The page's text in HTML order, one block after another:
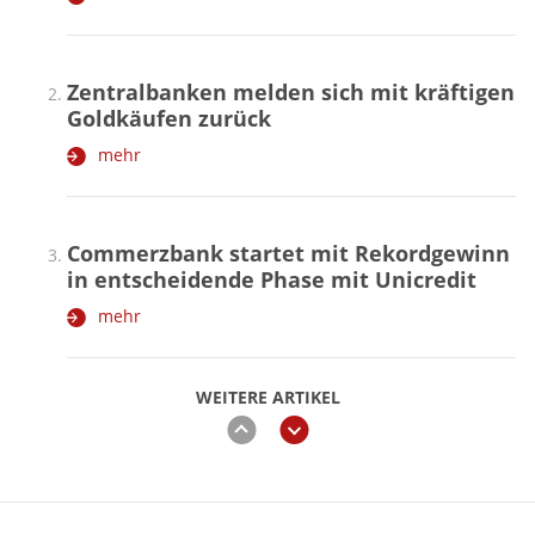
WEITERE ARTIKEL
zurückweiter
Zentralbanken melden sich mit kräftigen
Goldkäufen zurück
mehr
Commerzbank startet mit Rekordgewinn
in entscheidende Phase mit Unicredit
mehr